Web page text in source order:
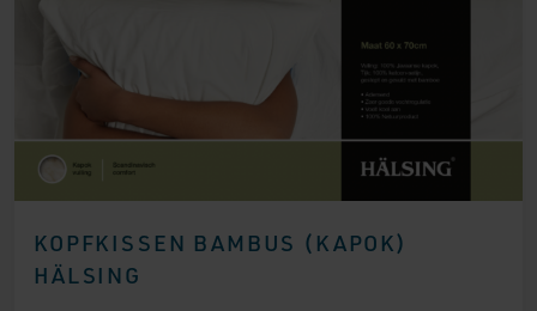
KOPFKISSEN BAMBUS (KAPOK)
HÄLSING